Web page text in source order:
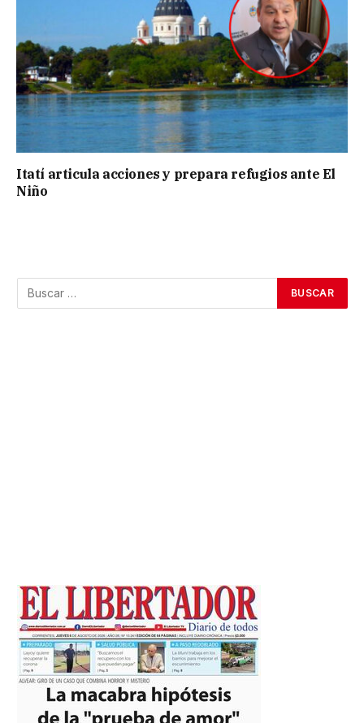
Itatí articula acciones y prepara refugios ante El
Niño